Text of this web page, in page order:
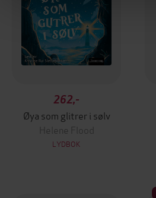
262,-
Øya som glitrer i sølv
Helene Flood
LYDBOK